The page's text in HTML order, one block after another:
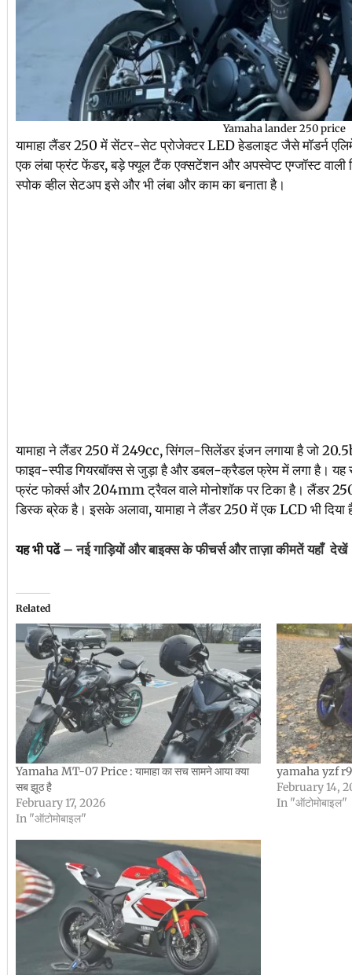
Yamaha lander 250 price
यामाहा लैंडर 250 में सेंटर-सेट प्रोजेक्टर LED हेडलाइट जैसे मॉडर्न
एक लंबा फ्रंट फेंडर, बड़े फ्यूल टैंक एक्सटेंशन और अपस्वेप्ट एग्जॉस्ट वाली
स्पोक व्हील सेटअप इसे और भी लंबा और काम का बनाता है।
यामाहा ने लैंडर 250 में 249cc, सिंगल-सिलेंडर इंजन लगाया है जो
फाइव-स्पीड गियरबॉक्स से जुड़ा है और डबल-क्रैडल फ्रेम में लगा है।
फ्रंट फोर्क्स और 204mm ट्रैवल वाले मोनोशॉक पर टिका है। लैंडर
डिस्क ब्रेक है। इसके अलावा, यामाहा ने लैंडर 250 में एक LCD भी दिया
यह भी पढें –नई गाड़ियों और बाइक्स के फीचर्स और ताज़ा कीमतें यहाँ देखें
Related
Yamaha MT-07 Price : यामाहा का सच सामने आया क्या
सब झूठ है
February 17, 2026
In "ऑटोमोबाइल"
yamaha yzf
February 14,
In "ऑटोमोबाइल"